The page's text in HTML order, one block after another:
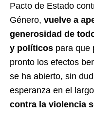
Pacto de Estado
Género, vuelve a
generosidad de
y políticos para que
pronto los efectos
se ha abierto, sin
esperanza en el
contra la violencia